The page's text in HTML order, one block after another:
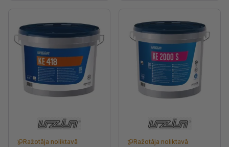
Ražotāja noliktavā Ražotāja noliktavā